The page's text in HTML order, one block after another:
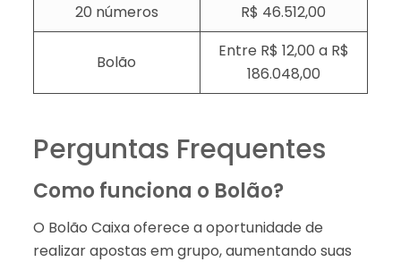
20 números
R$ 46.512,00
Bolão
Entre R$ 12,00 a R$
186.048,00
Perguntas Frequentes
Como funciona o Bolão?
O Bolão Caixa oferece a oportunidade de
realizar apostas em grupo, aumentando suas